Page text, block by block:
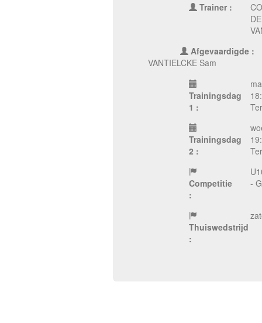
Trainer :
Afgevaardigde :
VANTIELCKE Sam
Trainingsdag
1 :
Trainingsdag
2 :
Competitie
:
-
Thuiswedstrijd
: